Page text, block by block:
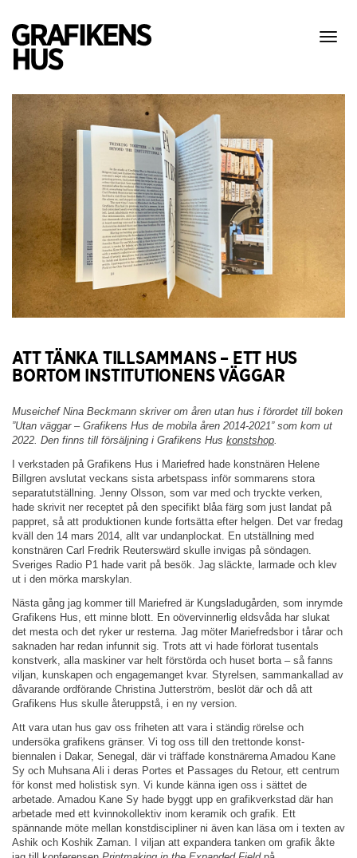
Visa
ATT TÄNKA TILLSAMMANS – ETT HUS
BORTOM INSTITUTIONENS VÄGGAR
Museichef Nina Beckmann skriver om åren utan hus i förordet till boken
”Utan väggar – Grafikens Hus de mobila åren 2014-2021” som kom ut
2022. Den finns till försäljning i Grafikens Hus konstshop
I verkstaden på Grafikens Hus i Mariefred hade konstnären Helene
Billgren avslutat veckans sista arbetspass inför sommarens stora
separatutställning. Jenny Olsson, som var med och tryckte verken,
hade skrivit ner receptet på den specifikt blåa färg som just landat på
pappret, så att produktionen kunde fortsätta efter helgen. Det var fredag
kväll den 14 mars 2014, allt var undanplockat. En utställning med
konstnären Carl Fredrik Reuterswärd skulle invigas på söndagen.
Sveriges Radio P1 hade varit på besök. Jag släckte, larmade och klev
ut i den mörka marskylan.
Nästa gång jag kommer till Mariefred är Kungsladugården, som inrymde
Grafikens Hus, ett minne blott. En oövervinnerlig eldsvåda har slukat
det mesta och det ryker ur resterna. Jag möter Mariefredsbor i tårar och
saknaden har redan infunnit sig. Trots att vi hade förlorat tusentals
konstverk, alla maskiner var helt förstörda och huset borta – så fanns
viljan, kunskapen och engagemanget kvar. Styrelsen, sammankallad av
dåvarande ordförande Christina Jutterström, beslöt där och då att
Grafikens Hus skulle återuppstå, i en ny version.
Att vara utan hus gav oss friheten att vara i ständig rörelse och
undersöka grafikens gränser. Vi tog oss till den trettonde konst-
biennalen i Dakar, Senegal, där vi träffade konstnärerna Amadou Kane
Sy och Muhsana Ali i deras Portes et Passages du Retour, ett centrum
för konst med holistisk syn. Vi kunde känna igen oss i sättet de
arbetade. Amadou Kane Sy hade byggt upp en grafikverkstad där han
arbetade med ett kvinnokollektiv inom keramik och grafik. Ett
spännande möte mellan konstdiscipliner ni även kan läsa om i texten av
Ashik och Koshik Zaman. I viljan att expandera tanken om grafik åkte